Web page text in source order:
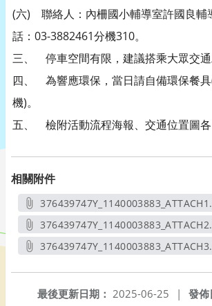
(六) 聯絡人：內柵國小輔導室許國良輔
話：03-3882461分機310。
三、 停車空間有限，建議搭乘大眾交通
四、 為響應環保，當日請自備環保餐
機)。
五、 檢附活動流程海報、交通位置圖各
相關附件
另開新視窗
另開新視窗
發佈
最後更新日期： 2025-06-25
|